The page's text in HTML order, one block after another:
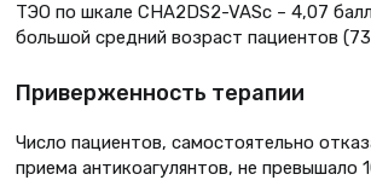
ТЭО по шкале CHA2DS2-VASc – 4,07
большой средний возраст пациентов
Приверженность терапии
Число пациентов, самостоятельно
приема антикоагулянтов, не превышало